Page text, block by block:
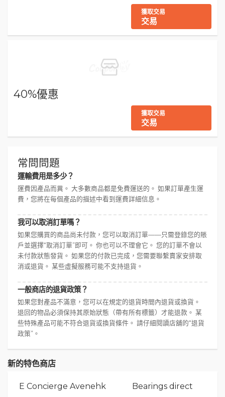
獲取交易
交易
40%優惠
獲取交易
交易
常問問題
運輸費用是多少？
運費因產品而異。 大多數商品都是免費運送的。 如果訂單產生運
費，您將在每個產品的描述中看到運費詳細信息。
我可以取消訂單嗎？
如果您購買的商品尚未付款，您可以取消訂單——只需登錄您的賬
戶並選擇“取消訂單”即可。 你也可以不理會它。 您的訂單不會以
未付款狀態發貨。 如果您的付款已完成，您需要聯繫賣家安排取
消或退貨。 某些虛擬服務可能不支持退貨。
一般商店的退貨政策？
如果您對產品不滿意，您可以在規定的退貨時間內退貨或換貨。
退回的物品必須保持其原始狀態（帶有所有標籤）才能退款。 某
些特殊產品可能不符合退貨或換貨條件。 請仔細閱讀店舖的“退貨
政策”。
新的特色商店
E Concierge Avenehk Bearings direct